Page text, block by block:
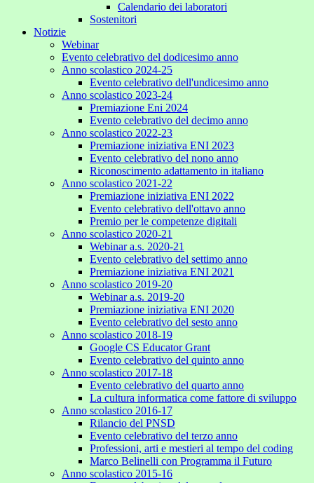
Calendario dei laboratori
Sostenitori
Notizie
Webinar
Evento celebrativo del dodicesimo anno
Anno scolastico 2024-25
Evento celebrativo dell'undicesimo anno
Anno scolastico 2023-24
Premiazione Eni 2024
Evento celebrativo del decimo anno
Anno scolastico 2022-23
Premiazione iniziativa ENI 2023
Evento celebrativo del nono anno
Riconoscimento adattamento in italiano
Anno scolastico 2021-22
Premiazione iniziativa ENI 2022
Evento celebrativo dell'ottavo anno
Premio per le competenze digitali
Anno scolastico 2020-21
Webinar a.s. 2020-21
Evento celebrativo del settimo anno
Premiazione iniziativa ENI 2021
Anno scolastico 2019-20
Webinar a.s. 2019-20
Premiazione iniziativa ENI 2020
Evento celebrativo del sesto anno
Anno scolastico 2018-19
Google CS Educator Grant
Evento celebrativo del quinto anno
Anno scolastico 2017-18
Evento celebrativo del quarto anno
La cultura informatica come fattore di sviluppo
Anno scolastico 2016-17
Rilancio del PNSD
Evento celebrativo del terzo anno
Professioni, arti e mestieri al tempo del coding
Marco Belinelli con Programma il Futuro
Anno scolastico 2015-16